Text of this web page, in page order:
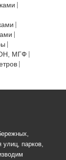
МГФ
парков,